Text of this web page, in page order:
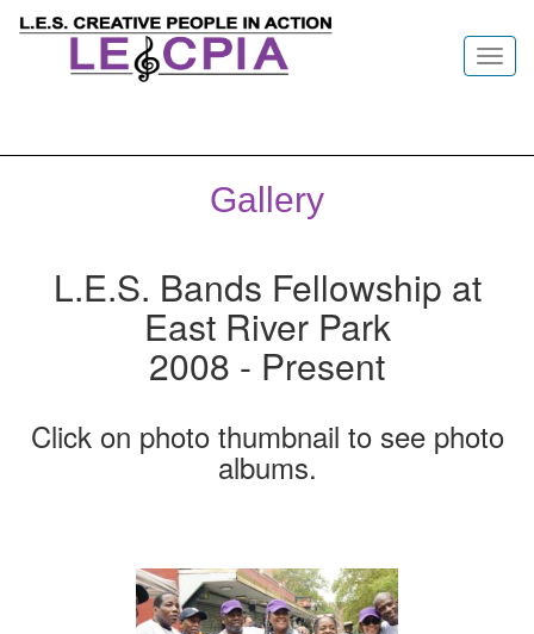
Gallery
L.E.S. Bands Fellowship at
East River Park
2008 - Present
Click on photo thumbnail to see photo
albums.